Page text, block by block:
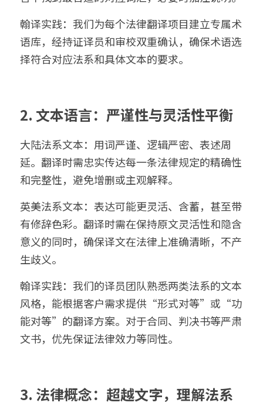
翰译实践：我们为每个法律翻译项目建立专属术
语库，经持证译员和审校双重确认，确保术语选
择符合对应法系和具体文本的要求。
2. 文本语言：严谨性与灵活性平衡
大陆法系文本：用词严谨、逻辑严密、表述周
延。翻译时需忠实传达每一条法律规定的精确性
和完整性，避免增删或主观解释。
英美法系文本：表达可能更灵活、含蓄，甚至带
有修辞色彩。翻译时需在保持原文灵活性和隐含
意义的同时，确保译文在法律上准确清晰，不产
生歧义。
翰译实践：我们的译员团队熟悉两类法系的文本
风格，能根据客户需求提供“形式对等”或“功
能对等”的翻译方案。对于合同、判决书等严肃
文书，优先保证法律效力等同性。
3. 法律概念：超越文字，理解法系